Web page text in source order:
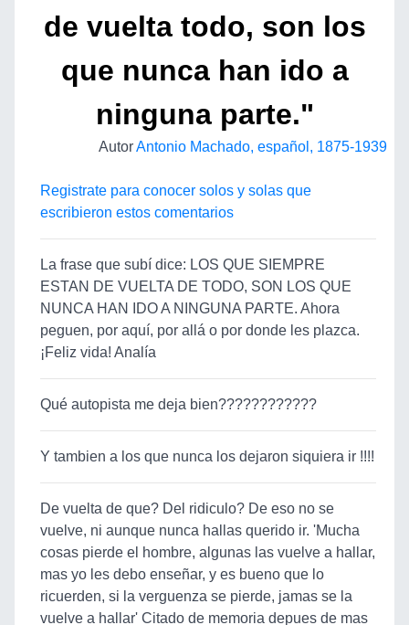
de vuelta todo, son los
que nunca han ido a
ninguna parte."
AutorAntonio Machado, español, 1875-1939
Registrate para conocer solos y solas que
escribieron estos comentarios
La frase que subí dice: LOS QUE SIEMPRE
ESTAN DE VUELTA DE TODO, SON LOS QUE
NUNCA HAN IDO A NINGUNA PARTE. Ahora
peguen, por aquí, por allá o por donde les plazca.
¡Feliz vida! Analía
Qué autopista me deja bien????????????
Y tambien a los que nunca los dejaron siquiera ir !!!!
De vuelta de que? Del ridiculo? De eso no se
vuelve, ni aunque nunca hallas querido ir. 'Mucha
cosas pierde el hombre, algunas las vuelve a hallar,
mas yo les debo enseñar, y es bueno que lo
ricuerden, si la verguenza se pierde, jamas se la
vuelve a hallar' Citado de memoria depues de mas